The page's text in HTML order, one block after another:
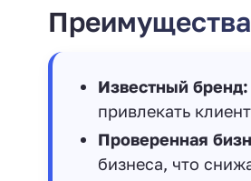
Известный бренд:
привлекать
Проверенная
бизнеса, что